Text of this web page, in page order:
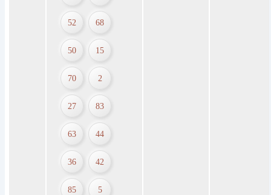
52 68
50 15
70 2
27 83
63 44
36 42
85 5